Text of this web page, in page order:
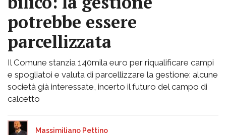
potrebbe essere
parcellizzata
Il Comune stanzia 140mila euro per riqualificare campi
e spogliatoi e valuta di parcellizzare la gestione: alcune
società già interessate, incerto il futuro del campo di
calcetto
Massimiliano Pettino